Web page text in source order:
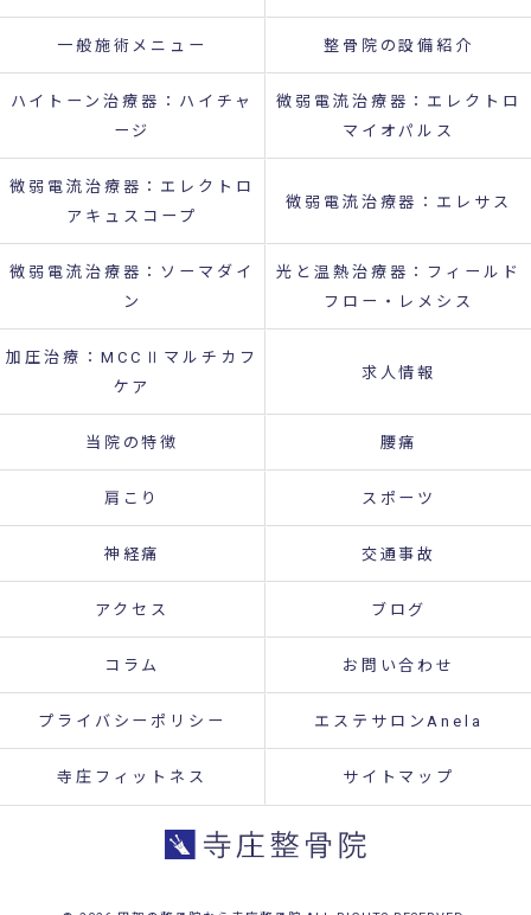
一般施術メニュー 整骨院の設備紹介
ハイトーン治療器：ハイチャ
ージ
微弱電流治療器：エレクトロ
マイオパルス
微弱電流治療器：エレクトロ
アキュスコープ
微弱電流治療器：エレサス
微弱電流治療器：ソーマダイ
ン
光と温熱治療器：フィールド
フロー・レメシス
加圧治療：MCCⅡマルチカフ
ケア
求人情報
当院の特徴 腰痛
肩こり スポーツ
神経痛 交通事故
アクセス ブログ
コラム お問い合わせ
プライバシーポリシー エステサロンAnela
寺庄フィットネス サイトマップ